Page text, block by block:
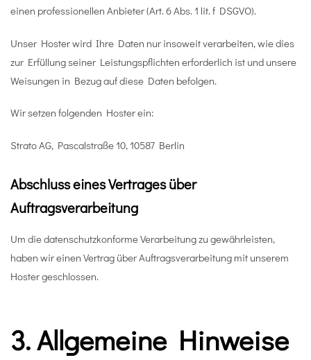
einen professionellen Anbieter (Art. 6 Abs. 1 lit. f DSGVO).
Unser Hoster wird Ihre Daten nur insoweit verarbeiten, wie dies
zur Erfüllung seiner Leistungspflichten erforderlich ist und unsere
Weisungen in Bezug auf diese Daten befolgen.
Wir setzen folgenden Hoster ein:
Strato AG, Pascalstraße 10, 10587 Berlin
Abschluss eines Vertrages über
Auftragsverarbeitung
Um die datenschutzkonforme Verarbeitung zu gewährleisten,
haben wir einen Vertrag über Auftragsverarbeitung mit unserem
Hoster geschlossen.
3. Allgemeine Hinweise